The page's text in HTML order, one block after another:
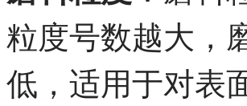
粒度号数越大，
低，适用于对表